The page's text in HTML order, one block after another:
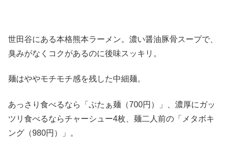
世田谷にある本格熊本ラーメン。濃い醤油豚骨スープで、
臭みがなくコクがあるのに後味スッキリ。
麺はややモチモチ感を残した中細麺。
あっさり食べるなら「ぶたぁ麺（700円）」、濃厚にガッ
ツリ食べるならチャーシュー4枚、麺二人前の「メタボキ
ング（980円）」。